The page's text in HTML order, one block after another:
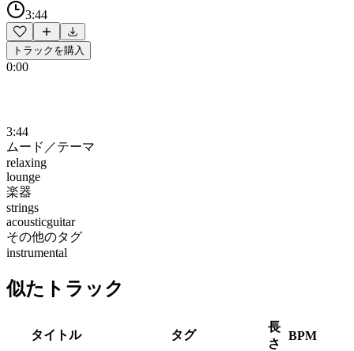
3:44
トラックを購入
0:00
3:44
ムード／テーマ
relaxing
lounge
楽器
strings
acousticguitar
その他のタグ
instrumental
似たトラック
タイトル タグ
長
さ
BPM